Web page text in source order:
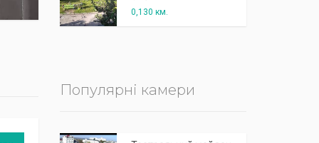
0,130 км.
Популярні камери